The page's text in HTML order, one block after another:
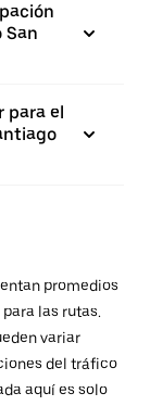
San
para el
promedios
las rutas.
variar
del tráfico
aquí es solo